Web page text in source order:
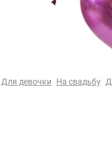
Для девочки На свадьбу